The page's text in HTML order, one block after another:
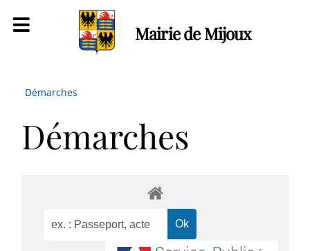
Mairie de Mijoux
Démarches
Démarches